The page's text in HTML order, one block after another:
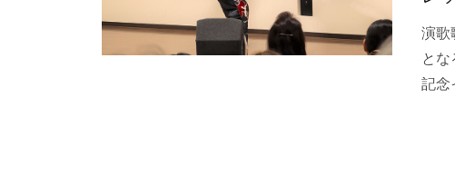
演歌
とな
記念